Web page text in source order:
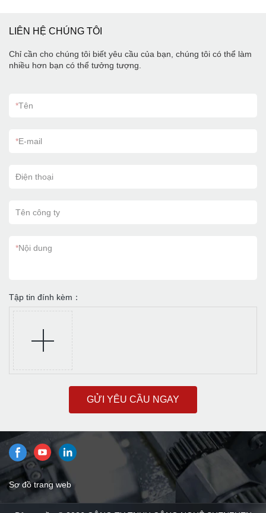
LIÊN HỆ CHÚNG TÔI
Chỉ cần cho chúng tôi biết yêu cầu của bạn, chúng tôi có thể làm
nhiều hơn bạn có thể tưởng tượng.
*Tên
*E-mail
Điện thoại
Tên công ty
*Nội dung
Tập tin đính kèm：
GỬI YÊU CẦU NGAY
Sơ đồ trang web